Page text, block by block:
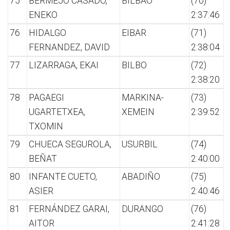
ENEKO
2:37:46
76
HIDALGO
FERNANDEZ, DAVID
EIBAR
(71)
2:38:04
77
LIZARRAGA, EKAI BILBO
(72)
2:38:20
78
PAGAEGI
UGARTETXEA,
TXOMIN
MARKINA-
XEMEIN
(73)
2:39:52
79
CHUECA SEGUROLA,
BEÑAT
USURBIL
(74)
2:40:00
80
INFANTE CUETO,
ASIER
ABADIÑO
(75)
2:40:46
81
FERNÁNDEZ GARAI,
AITOR
DURANGO
(76)
2:41:28